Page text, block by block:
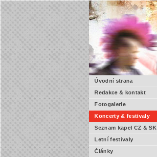
Úvodní strana
Redakce & kontakt
Fotogalerie
Koncerty & festivaly
Seznam kapel CZ & SK
Letní festivaly
Články